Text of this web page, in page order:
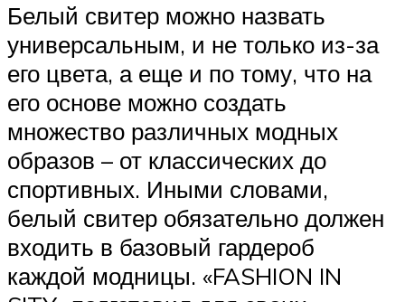
Белый свитер можно назвать
универсальным, и не только из-за
его цвета, а еще и по тому, что на
его основе можно создать
множество различных модных
образов – от классических до
спортивных. Иными словами,
белый свитер обязательно должен
входить в базовый гардероб
каждой модницы. «FASHION IN